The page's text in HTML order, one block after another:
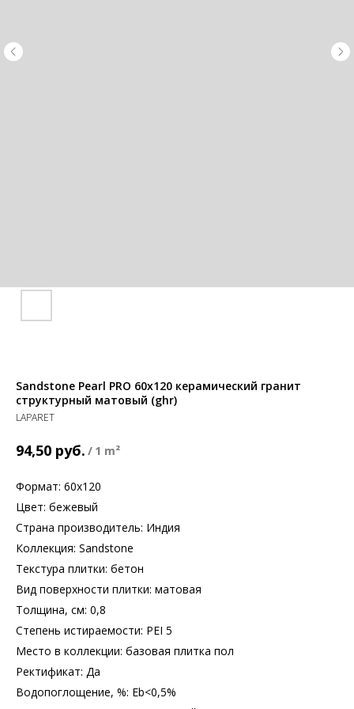
Sandstone Pearl PRO 60x120 керамический гранит
структурный матовый (ghr)
LAPARET
94,50 руб. / 1 m²
Формат: 60х120
Цвет: бежевый
Страна производитель: Индия
Коллекция: Sandstone
Текстура плитки: бетон
Вид поверхности плитки: матовая
Толщина, см: 0,8
Степень истираемости: PEI 5
Место в коллекции: базовая плитка пол
Ректификат: Да
Водопоглощение, %: Еb<0,5%